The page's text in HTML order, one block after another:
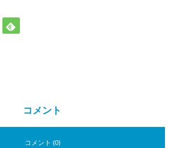
コメント
コメント (0)